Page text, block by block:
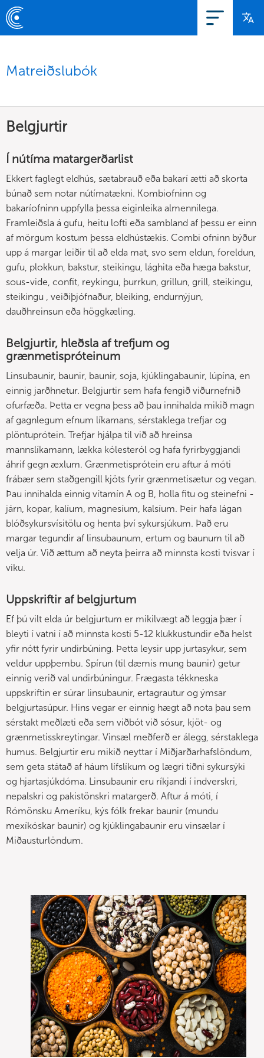
Matreiðslubók
Belgjurtir
Í nútíma matargerðarlist
Ekkert faglegt eldhús, sætabrauð eða bakarí ætti að skorta
búnað sem notar nútímatækni. Kombiofninn og
bakaríofninn uppfylla þessa eiginleika almennilega.
Framleiðsla á gufu, heitu lofti eða sambland af þessu er einn
af mörgum kostum þessa eldhústækis. Combi ofninn býður
upp á margar leiðir til að elda mat, svo sem eldun, foreldun,
gufu, plokkun, bakstur, steikingu, lághita eða hæga bakstur,
sous-vide, confit, reykingu, þurrkun, grillun, grill, steikingu,
steikingu , veiðiþjófnaður, bleiking, endurnýjun,
dauðhreinsun eða höggkæling.
Belgjurtir, hleðsla af trefjum og
grænmetispróteinum
Linsubaunir, baunir, baunir, soja, kjúklingabaunir, lúpína, en
einnig jarðhnetur. Belgjurtir sem hafa fengið viðurnefnið
ofurfæða. Þetta er vegna þess að þau innihalda mikið magn
af gagnlegum efnum líkamans, sérstaklega trefjar og
plöntuprótein. Trefjar hjálpa til við að hreinsa
mannslíkamann, lækka kólesteról og hafa fyrirbyggjandi
áhrif gegn æxlum. Grænmetisprótein eru aftur á móti
frábær sem staðgengill kjöts fyrir grænmetisætur og vegan.
Þau innihalda einnig vítamín A og B, holla fitu og steinefni -
járn, kopar, kalíum, magnesíum, kalsíum. Þeir hafa lágan
blóðsykursvísitölu og henta því sykursjúkum. Það eru
margar tegundir af linsubaunum, ertum og baunum til að
velja úr. Við ættum að neyta þeirra að minnsta kosti tvisvar í
viku.
Uppskriftir af belgjurtum
Ef þú vilt elda úr belgjurtum er mikilvægt að leggja þær í
bleyti í vatni í að minnsta kosti 5-12 klukkustundir eða helst
yfir nótt fyrir undirbúning. Þetta leysir upp jurtasykur, sem
veldur uppþembu. Spírun (til dæmis mung baunir) getur
einnig verið val undirbúningur. Frægasta tékkneska
uppskriftin er súrar linsubaunir, ertagrautur og ýmsar
belgjurtasúpur. Hins vegar er einnig hægt að nota þau sem
sérstakt meðlæti eða sem viðbót við sósur, kjöt- og
grænmetisskreytingar. Vinsæl meðferð er álegg, sérstaklega
humus. Belgjurtir eru mikið neyttar í Miðjarðarhafslöndum,
sem geta státað af háum lífslíkum og lægri tíðni sykursýki
og hjartasjúkdóma. Linsubaunir eru ríkjandi í indverskri,
nepalskri og pakistönskri matargerð. Aftur á móti, í
Rómönsku Ameríku, kýs fólk frekar baunir (mundu
mexíkóskar baunir) og kjúklingabaunir eru vinsælar í
Miðausturlöndum.